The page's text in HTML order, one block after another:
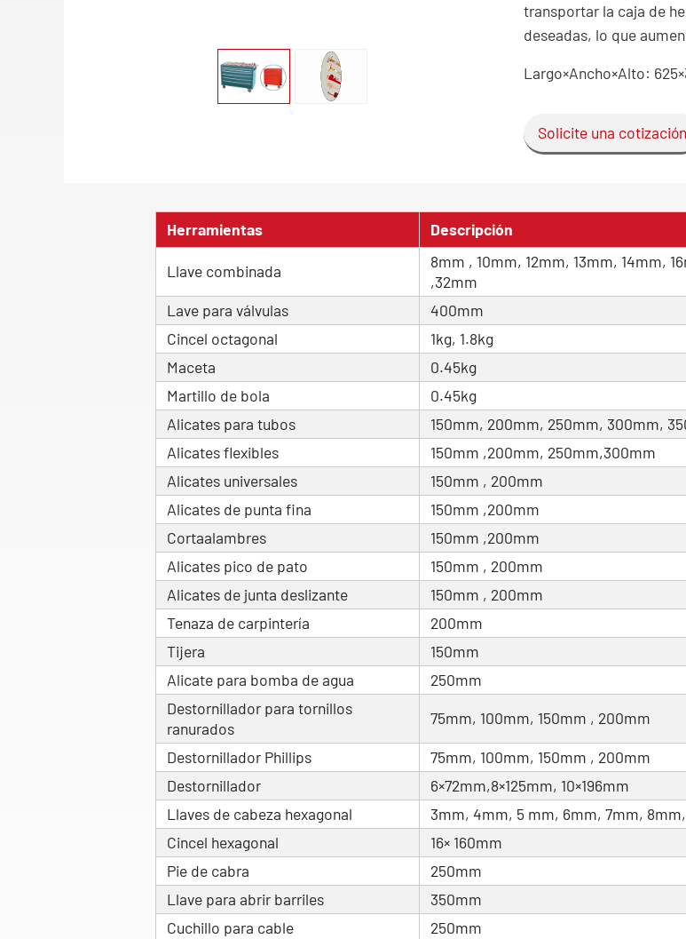
transportar la caja de
deseadas, lo que
Largo×Ancho×Alto:
Solicite una cotización
Herramientas Descripción
Llave combinada
8mm , 10mm, 12mm, 13mm, 14mm,
,32mm
Lave para válvulas
400mm
Cincel octagonal
1kg, 1.8kg
Maceta
0.45kg
Martillo de bola
0.45kg
Alicates para tubos
150mm, 200mm, 250mm, 300mm,
Alicates flexibles
150mm ,200mm, 250mm,300mm
Alicates universales
150mm , 200mm
Alicates de punta fina
150mm ,200mm
Cortaalambres
150mm ,200mm
Alicates pico de pato
150mm , 200mm
Alicates de junta deslizante
150mm , 200mm
Tenaza de carpintería
200mm
Tijera
150mm
Alicate para bomba de agua
250mm
Destornillador para tornillos
ranurados
75mm, 100mm, 150mm , 200mm
Destornillador Phillips
75mm, 100mm, 150mm , 200mm
Destornillador
6×72mm,8×125mm, 10×196mm
Llaves de cabeza hexagonal
3mm, 4mm, 5 mm, 6mm, 7mm,
Cincel hexagonal
16× 160mm
Pie de cabra
250mm
Llave para abrir barriles
350mm
Cuchillo para cable
250mm